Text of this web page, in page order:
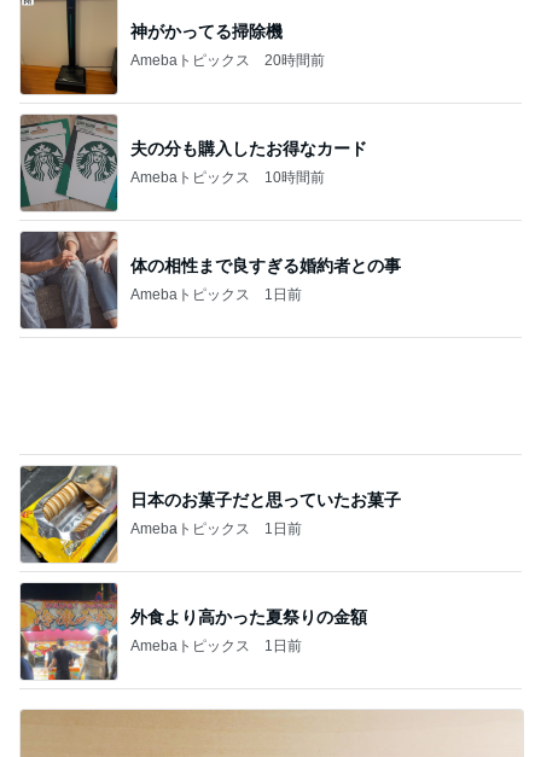
神がかってる掃除機
Amebaトピックス 20時間前
夫の分も購入したお得なカード
Amebaトピックス 10時間前
体の相性まで良すぎる婚約者との事
Amebaトピックス 1日前
外食より高かった夏祭りの金額
Amebaトピックス 1日前